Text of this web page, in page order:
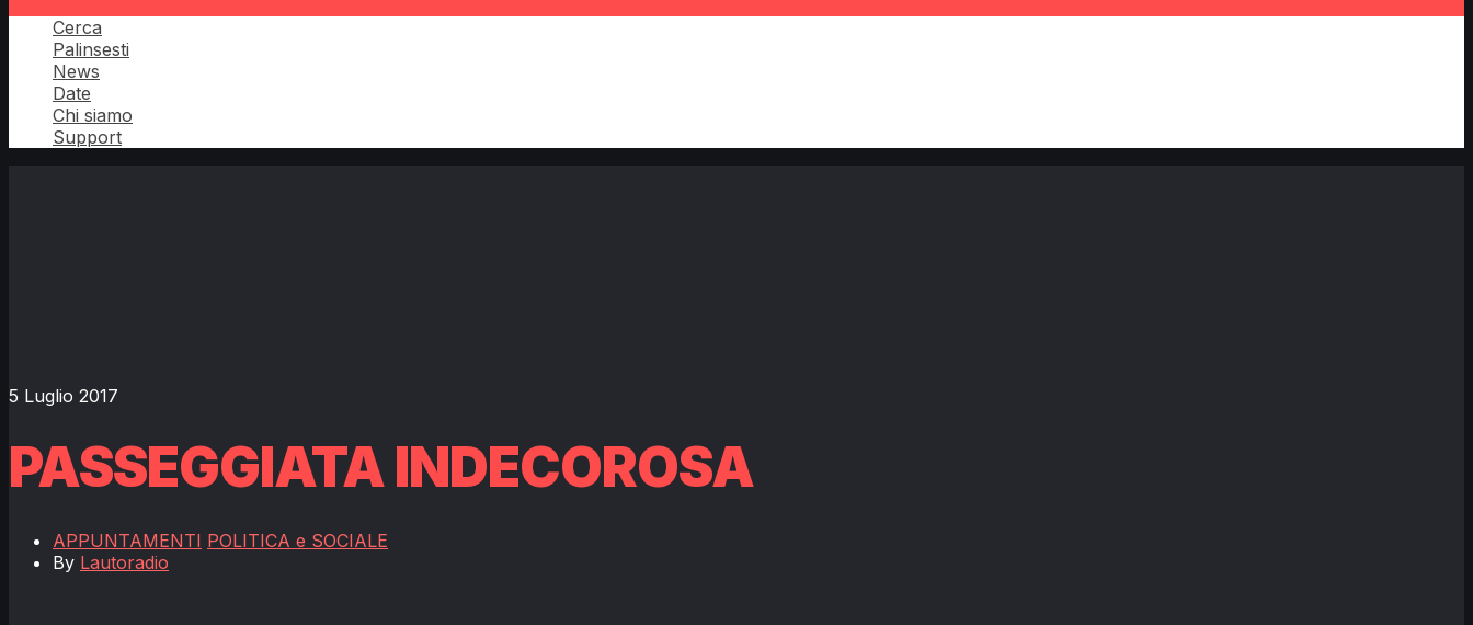
Cerca
Palinsesti
News
Date
Chi siamo
Support
5 Luglio 2017
PASSEGGIATA INDECOROSA
APPUNTAMENTI POLITICA e SOCIALE
By Lautoradio